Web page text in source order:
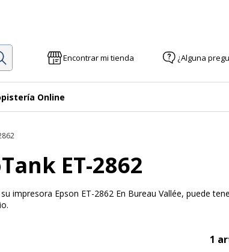
InvestigaciónEncontrar mi tienda ¿Alguna
Online
ET-2862
impresora Epson ET-2862 En Bureau Vallée, puede
1